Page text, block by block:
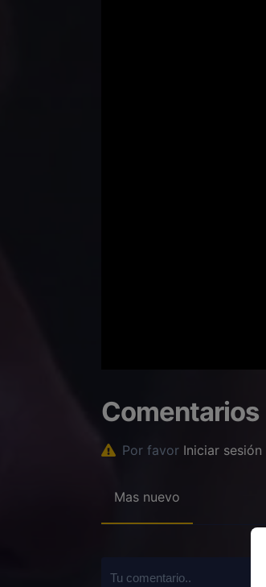
Comentarios
Por favor Iniciar sesión
Mas nuevo